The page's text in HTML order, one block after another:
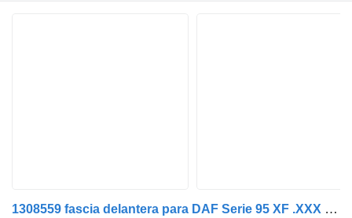
1308559 fascia delantera para DAF Serie 95 XF .XXX camión